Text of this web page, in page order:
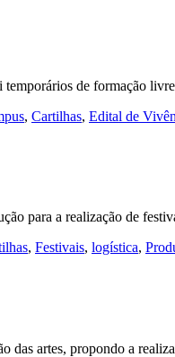
temporários de
, Cartilhas, Edital de
para a realização de
, Festivais, logística,
das artes, propondo a